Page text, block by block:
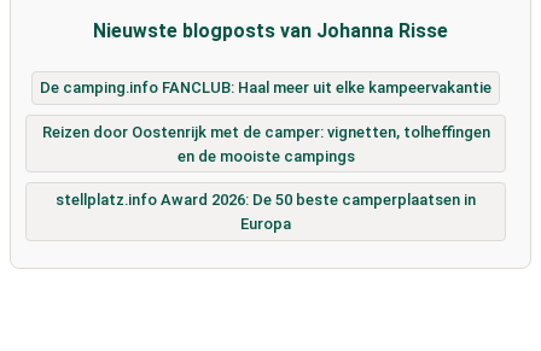
Nieuwste blogposts van Johanna Risse
De camping.info FANCLUB: Haal meer uit elke kampeervakantie
Reizen door Oostenrijk met de camper: vignetten, tolheffingen
en de mooiste campings
stellplatz.info Award 2026: De 50 beste camperplaatsen in
Europa